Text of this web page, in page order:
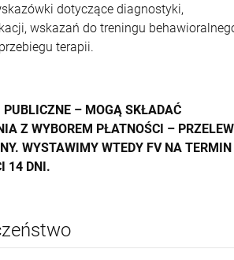
dotyczące diagnostyki,
wskazań do treningu
terapii.
PUBLICZNE – MOGĄ SKŁADAĆ
Z WYBOREM PŁATNOŚCI – PRZELEW
WYSTAWIMY WTEDY FV NA TERMIN
14 DNI.